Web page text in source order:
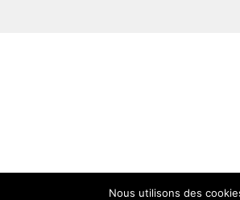
Nous utilisons des